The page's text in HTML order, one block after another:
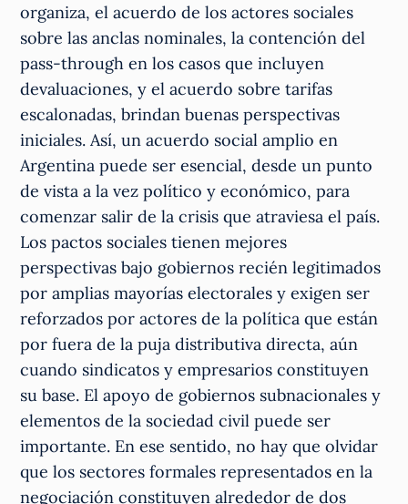
organiza, el acuerdo de los actores sociales
sobre las anclas nominales, la contención del
pass-through en los casos que incluyen
devaluaciones, y el acuerdo sobre tarifas
escalonadas, brindan buenas perspectivas
iniciales. Así, un acuerdo social amplio en
Argentina puede ser esencial, desde un punto
de vista a la vez político y económico, para
comenzar salir de la crisis que atraviesa el país.
Los pactos sociales tienen mejores
perspectivas bajo gobiernos recién legitimados
por amplias mayorías electorales y exigen ser
reforzados por actores de la política que están
por fuera de la puja distributiva directa, aún
cuando sindicatos y empresarios constituyen
su base. El apoyo de gobiernos subnacionales y
elementos de la sociedad civil puede ser
importante. En ese sentido, no hay que olvidar
que los sectores formales representados en la
negociación constituyen alrededor de dos